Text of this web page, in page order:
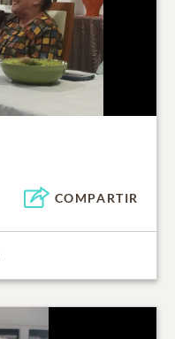
COMPARTIR